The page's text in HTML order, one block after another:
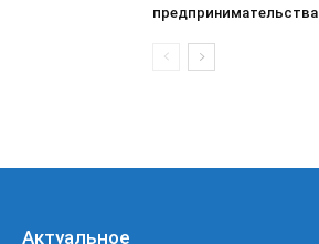
предпринимательства
Актуальное